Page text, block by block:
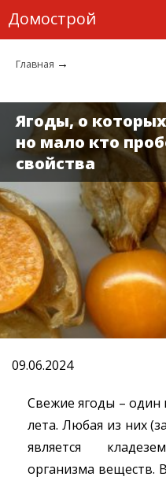
Домострой
Главная →
Ягоды, о
но мало кто
свойства
09.06.2024
Свежие ягоды – один
лета. Любая из них
является
организма веществ.